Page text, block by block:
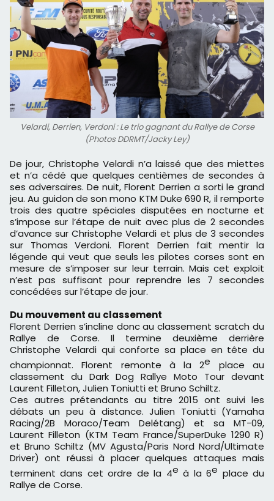
Velardi, Derrien, Verdoni : Le trio gagnant du Rallye de Corse
(Photos DDRMT/Jacky Ley)
De jour, Christophe Velardi n’a laissé que des miettes
et n’a cédé que quelques centièmes de secondes à
ses adversaires. De nuit, Florent Derrien a sorti le grand
jeu. Au guidon de son mono KTM Duke 690 R, il remporte
trois des quatre spéciales disputées en nocturne et
s’impose sur l’étape de nuit avec plus de 2 secondes
d’avance sur Christophe Velardi et plus de 3 secondes
sur Thomas Verdoni. Florent Derrien fait mentir la
légende qui veut que seuls les pilotes corses sont en
mesure de s’imposer sur leur terrain. Mais cet exploit
n’est pas suffisant pour reprendre les 7 secondes
concédées sur l’étape de jour.
Du mouvement au classement
Florent Derrien s’incline donc au classement scratch du
Rallye de Corse. Il termine deuxième derrière
Christophe Velardi qui conforte sa place en tête du
championnat. Florent remonte à la 2e place au
classement du Dark Dog Rallye Moto Tour devant
Laurent Filleton, Julien Toniutti et Bruno Schiltz.
Ces autres prétendants au titre 2015 ont suivi les
débats un peu à distance. Julien Toniutti (Yamaha
Racing/2B Moraco/Team Delétang) et sa MT-09,
Laurent Filleton (KTM Team France/SuperDuke 1290 R)
et Bruno Schiltz (MV Agusta/Paris Nord Nord/Ultimate
Driver) ont réussi à placer quelques attaques mais
terminent dans cet ordre de la 4e à la 6e place du
Rallye de Corse.